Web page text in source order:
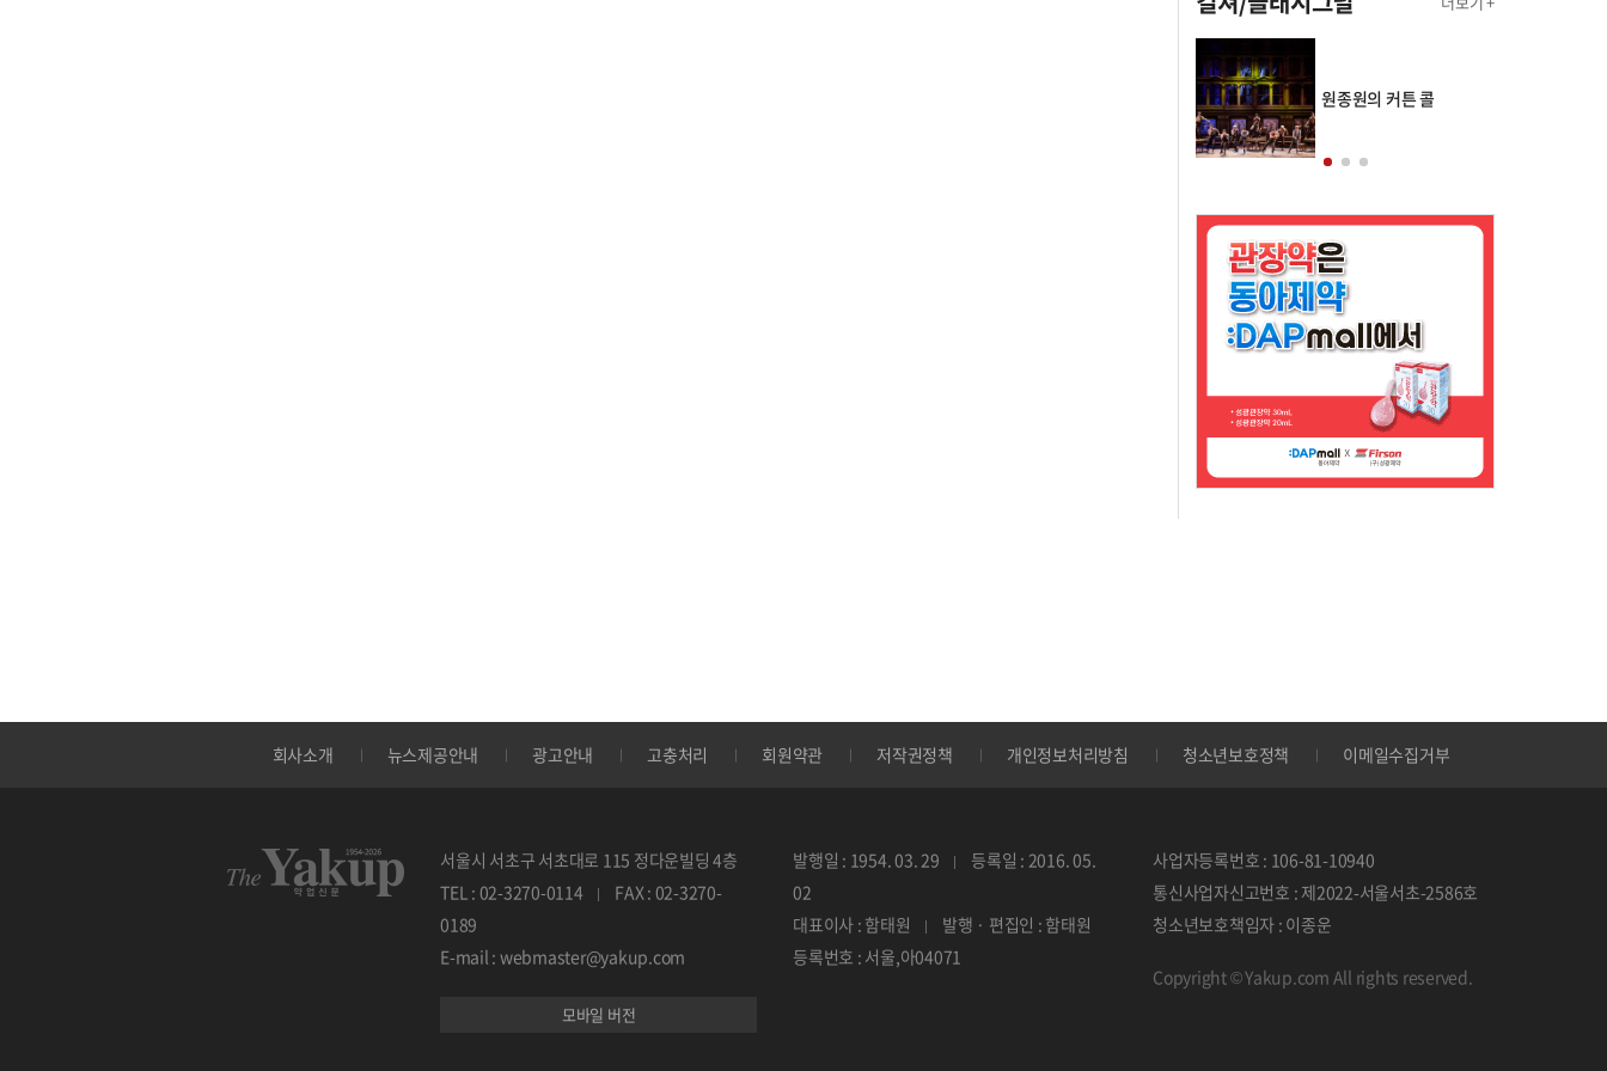
원종원의 커튼 콜
회사소개 뉴스제공안내 광고안내 고충처리 회원약관 저작권정책 개인정보처리방침 청소년보호정책 이메일수집거부
서울시 서초구 서초대로 115 정다운빌딩 4층
TEL : 02-3270-0114
FAX : 02-3270-
0189
E-mail : webmaster@yakup.com
모바일 버전
발행일 : 1954. 03. 29
등록일 : 2016. 05.
02
대표이사 : 함태원
발행 · 편집인 : 함태원
등록번호 : 서울,아04071
사업자등록번호 : 106-81-10940
통신사업자신고번호 : 제2022-서울서초-2586호
청소년보호책임자 : 이종운
Copyright © Yakup.com All rights reserved.